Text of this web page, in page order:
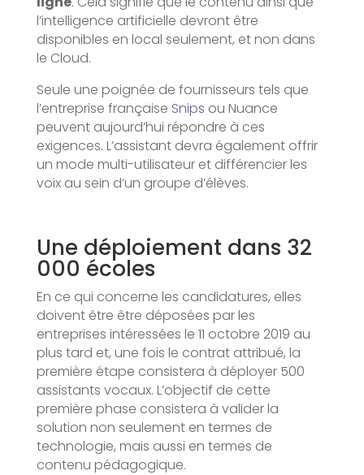
l’intelligence artificielle devront être
disponibles en local seulement, et non dans
le Cloud.
Seule une poignée de fournisseurs tels que
l’entreprise française Snips ou Nuance
peuvent aujourd’hui répondre à ces
exigences. L’assistant devra également offrir
un mode multi-utilisateur et différencier les
voix au sein d’un groupe d’élèves.
Une déploiement dans 32
000 écoles
En ce qui concerne les candidatures, elles
doivent être être déposées par les
entreprises intéressées le 11 octobre 2019 au
plus tard et, une fois le contrat attribué, la
première étape consistera à déployer 500
assistants vocaux. L’objectif de cette
première phase consistera à valider la
solution non seulement en termes de
technologie, mais aussi en termes de
contenu pédagogique.